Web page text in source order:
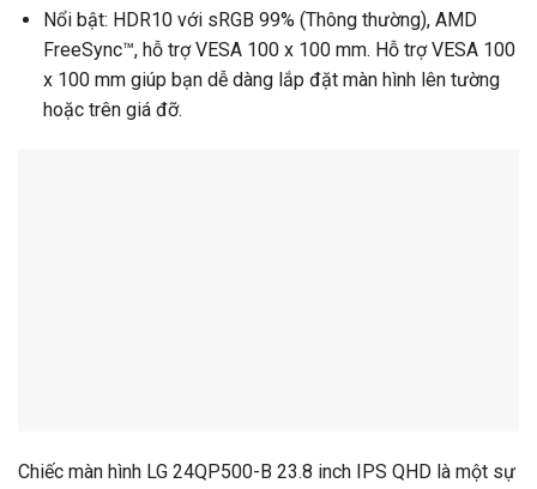
Nổi bật: HDR10 với sRGB 99% (Thông thường), AMD
FreeSync™, hỗ trợ VESA 100 x 100 mm. Hỗ trợ VESA 100
x 100 mm giúp bạn dễ dàng lắp đặt màn hình lên tường
hoặc trên giá đỡ.
Chiếc màn hình LG 24QP500-B 23.8 inch IPS QHD là một sự